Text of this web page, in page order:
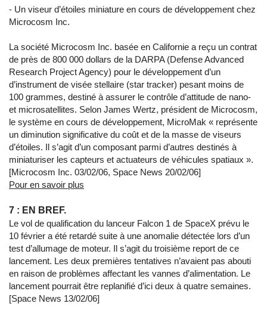
- Un viseur d’étoiles miniature en cours de développement chez
Microcosm Inc.
La société Microcosm Inc. basée en Californie a reçu un contrat
de près de 800 000 dollars de la DARPA (Defense Advanced
Research Project Agency) pour le développement d’un
d’instrument de visée stellaire (star tracker) pesant moins de
100 grammes, destiné à assurer le contrôle d’attitude de nano-
et microsatellites. Selon James Wertz, président de Microcosm,
le système en cours de développement, MicroMak « représente
un diminution significative du coût et de la masse de viseurs
d’étoiles. Il s’agit d’un composant parmi d’autres destinés à
miniaturiser les capteurs et actuateurs de véhicules spatiaux ».
[Microcosm Inc. 03/02/06, Space News 20/02/06]
Pour en savoir plus
7 : EN BREF.
Le vol de qualification du lanceur Falcon 1 de SpaceX prévu le
10 février a été retardé suite à une anomalie détectée lors d’un
test d’allumage de moteur. Il s’agit du troisième report de ce
lancement. Les deux premières tentatives n’avaient pas abouti
en raison de problèmes affectant les vannes d’alimentation. Le
lancement pourrait être replanifié d’ici deux à quatre semaines.
[Space News 13/02/06]